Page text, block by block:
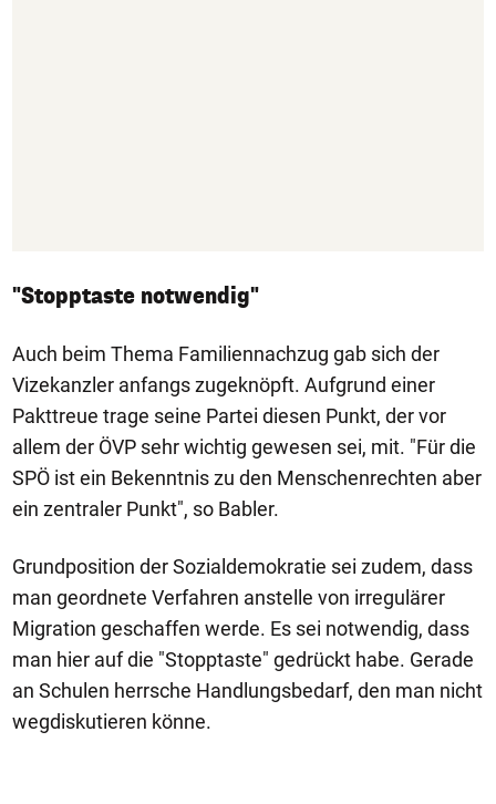
"Stopptaste notwendig"
Auch beim Thema Familiennachzug gab sich der
Vizekanzler anfangs zugeknöpft. Aufgrund einer
Pakttreue trage seine Partei diesen Punkt, der vor
allem der ÖVP sehr wichtig gewesen sei, mit. "Für die
SPÖ ist ein Bekenntnis zu den Menschenrechten aber
ein zentraler Punkt", so Babler.
Grundposition der Sozialdemokratie sei zudem, dass
man geordnete Verfahren anstelle von irregulärer
Migration geschaffen werde. Es sei notwendig, dass
man hier auf die "Stopptaste" gedrückt habe. Gerade
an Schulen herrsche Handlungsbedarf, den man nicht
wegdiskutieren könne.